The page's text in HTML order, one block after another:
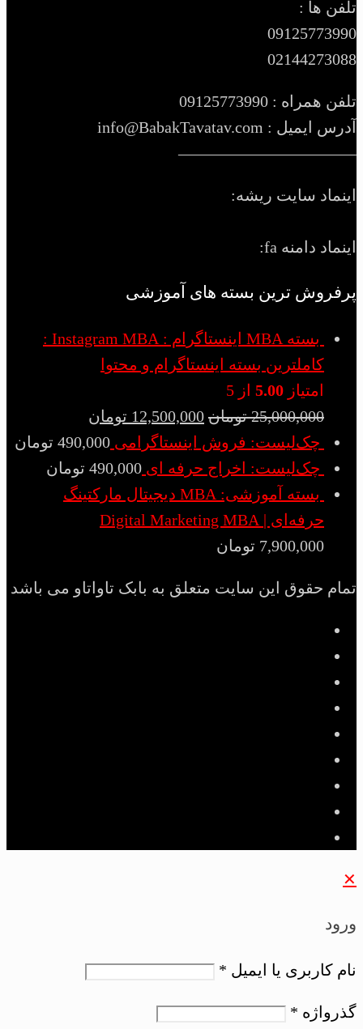
تلفن ها :
09125773990
02144273088
تلفن همراه : 09125773990
آدرس ایمیل : info@BabakTavatav.com
———————————
اینماد سایت ریشه:
اینماد دامنه fa:
پرفروش ترین بسته های آموزشی
بسته MBA اینستاگرام : Instagram MBA :
کاملترین بسته اینستاگرام و محتوا
امتیاز 5.00 از 5
25,000,000 تومان 12,500,000 تومان
چک‌لیست: فروش اینستاگرامی 490,000 تومان
چک‌لیست: اخراج حرفه ای 490,000 تومان
بسته آموزشی: MBA دیجیتال مارکتینگ
حرفه‌ای | Digital Marketing MBA
7,900,000 تومان
تمام حقوق این سایت متعلق به بابک تاواتاو می باشد
✕
ورود
نام کاربری یا ایمیل *
گذرواژه *